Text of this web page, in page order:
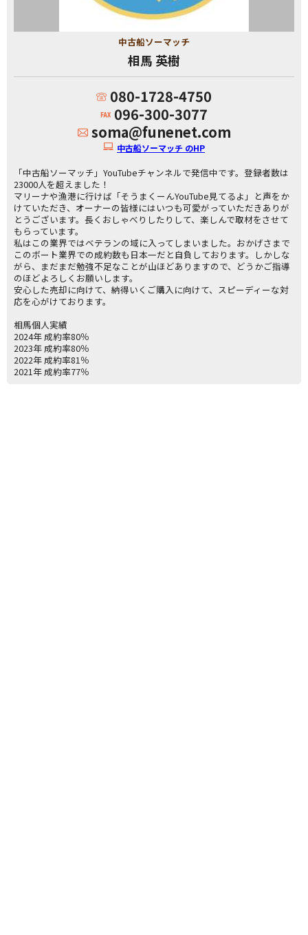
中古船ソーマッチ
相馬 英樹
080-1728-4750
096-300-3077
soma@funenet.com
中古船ソーマッチ のHP
「中古船ソーマッチ」YouTubeチャンネルで発信中です。登録者数は
23000人を超えました！
マリーナや漁港に行けば「そうまくーんYouTube見てるよ」と声をか
けていただき、オーナーの皆様にはいつも可愛がっていただきありが
とうございます。長くおしゃべりしたりして、楽しんで取材をさせて
もらっています。
私はこの業界ではベテランの域に入ってしまいました。おかげさまで
このボート業界での成約数も日本一だと自負しております。しかしな
がら、まだまだ勉強不足なことが山ほどありますので、どうかご指導
のほどよろしくお願いします。
安心した売却に向けて、納得いくご購入に向けて、スピーディーな対
応を心がけております。
相馬個人実績
2024年 成約率80％
2023年 成約率80％
2022年 成約率81％
2021年 成約率77％